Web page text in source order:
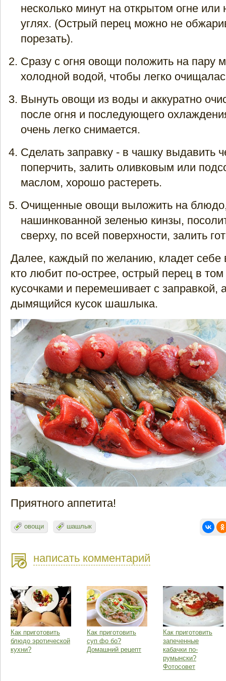
несколько минут на открытом огне или
углях. (Острый перец можно не
порезать).
Сразу с огня овощи положить на пару
холодной водой, чтобы легко
Вынуть овощи из воды и аккуратно
после огня и последующего
очень легко снимается.
Сделать заправку - в чашку выдавить
поперчить, залить оливковым или
маслом, хорошо растереть.
Очищенные овощи выложить на
нашинкованной зеленью кинзы,
сверху, по всей поверхности, залить
Далее, каждый по желанию, кладет себе
кто любит по-острее, острый перец в
кусочками и перемешивает с заправкой,
дымящийся кусок шашлыка.
Приятного аппетита!
овощи шашлык
написать комментарий
Как приготовить
блюдо эротической
кухни?
Как приготовить
суп фо бо?
Домашний рецепт
Как приготовить
запеченные
кабачки по-
румынски?
Фотосовет